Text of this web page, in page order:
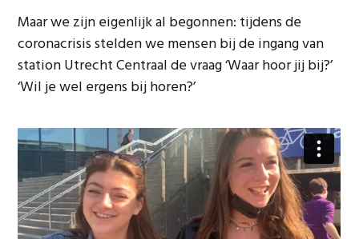
Maar we zijn eigenlijk al begonnen: tijdens de
coronacrisis stelden we mensen bij de ingang van
station Utrecht Centraal de vraag ‘Waar hoor jij bij?’
‘Wil je wel ergens bij horen?’